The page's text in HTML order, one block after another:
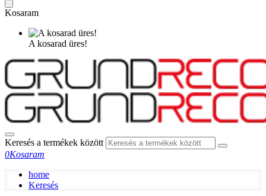
Kosaram
A kosarad üres!
Keresés a termékek között
0Kosaram
home
Keresés